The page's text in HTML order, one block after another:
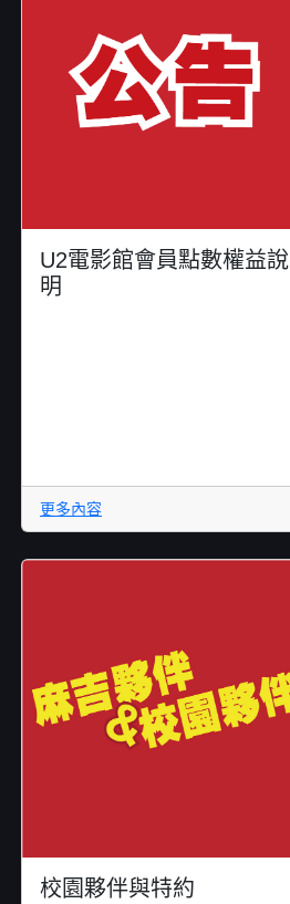
U2電影館會員點數權益說
明
更多內容
校園夥伴與特約